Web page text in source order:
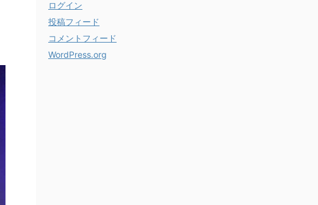
ログイン
投稿フィード
コメントフィード
WordPress.org